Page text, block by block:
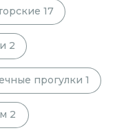
17
2
прогулки 1
2